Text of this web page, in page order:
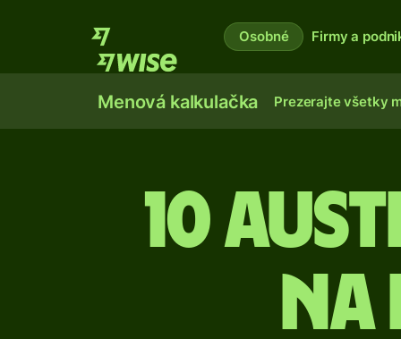
Osobné Firmy a
Menová kalkulačka Prezerajte všetky
10